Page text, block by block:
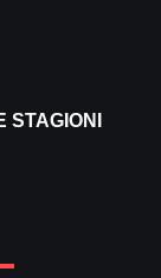
STAGIONI